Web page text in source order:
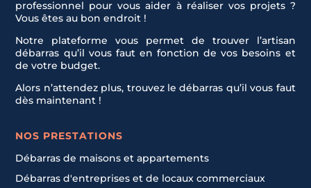
professionnel pour vous aider à réaliser vos projets ?
Vous êtes au bon endroit !
Notre plateforme vous permet de trouver l’artisan
débarras qu’il vous faut en fonction de vos besoins et
de votre budget.
Alors n’attendez plus, trouvez le débarras qu’il vous faut
dès maintenant !
NOS PRESTATIONS
Débarras de maisons et appartements
Débarras d'entreprises et de locaux commerciaux